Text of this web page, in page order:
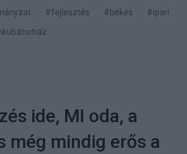
#fejlesztés #békés
#ipari
ide, MI oda, a
még mindig erős a